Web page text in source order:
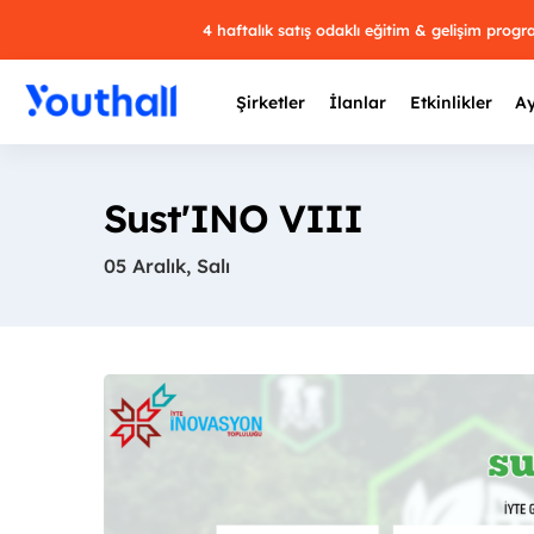
4 haftalık satış odaklı eğitim & gelişim
Şirketler İlanlar Etkinlikler
Sust'INO VIII
05 Aralık, Salı